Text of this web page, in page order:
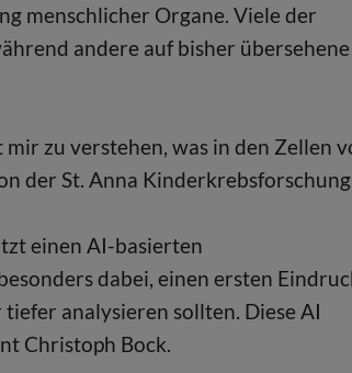
menschlicher Organe. Viele der
andere auf bisher übersehene
zu verstehen, was in den Zellen
der St. Anna
einen AI-basierten
dabei, einen ersten
analysieren sollten. Diese AI
Christoph Bock.